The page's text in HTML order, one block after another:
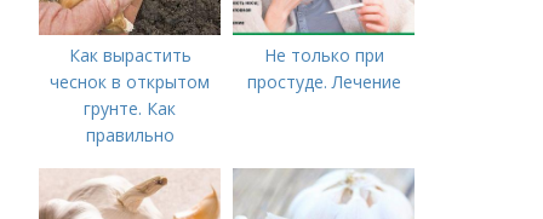
Как вырастить
чеснок в открытом
грунте. Как
правильно
открытом грунте
Не только при
простуде. Лечение